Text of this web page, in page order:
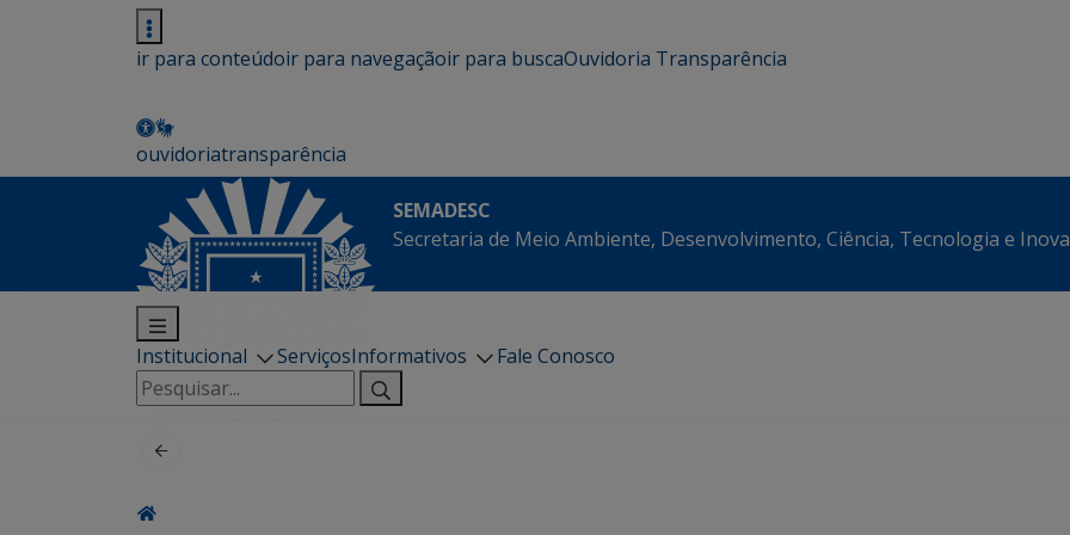
ir para conteúdoir para navegaçãoir para buscaOuvidoria Transparência
ouvidoriatransparência
SEMADESC
Secretaria de Meio Ambiente, Desenvolvimento, Ciência, Tecnologia e
Institucional ServiçosInformativos
Fale Conosco
Pesquisar
por: